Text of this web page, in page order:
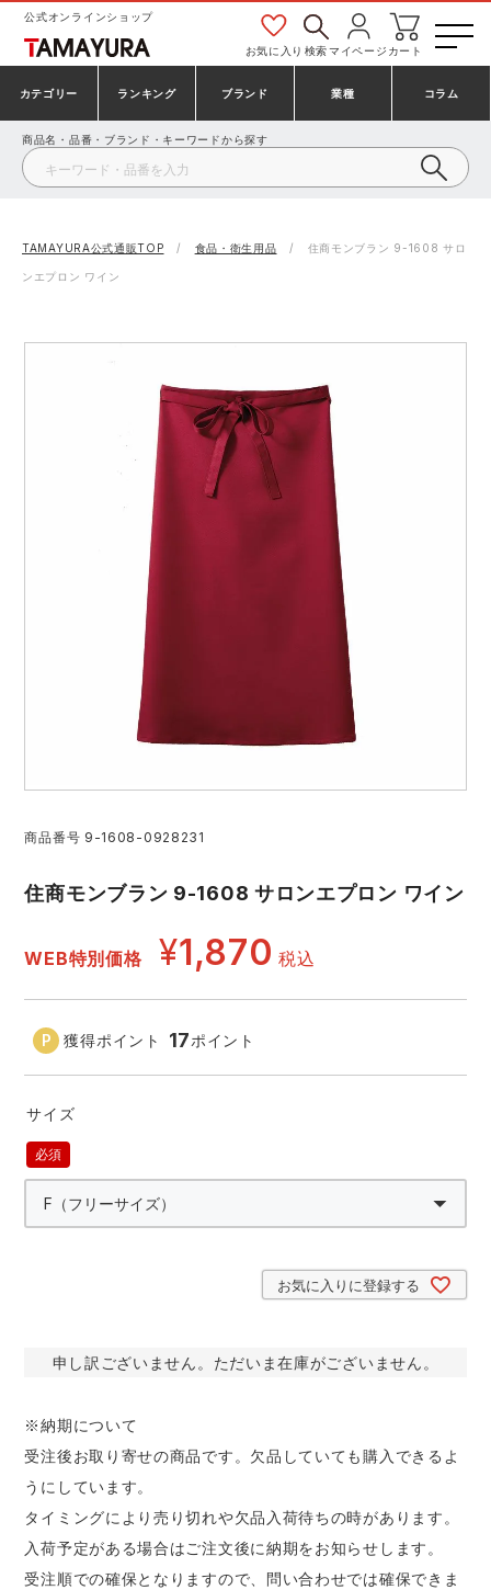
公式オンラインショップ
お気に入り 検索マイページ カート
カテゴリー
安全靴・作業靴
作業用手袋
アウトドア・スポーツ
ワークスーツ
コンプレッションウェア
安全保護具
レインウェア・カッパ
ヤッケ
作業用小物・アクセサリー
鞄・バッグ
つなぎ
刺繍・プリント加工対象商品
ランキング
安全靴ランキング
安全靴スニーカーランキング
ミズノ安全靴ランキング
作業着ランキング
アウトドアウェアランキング
つなぎランキング
空調服ランキング
作業用ポロシャツランキング
作業用手袋ランキング
レインウェアランキング
アイズフロンティア ランキング
コーコス ランキング
アイトス ランキング
ニット
ファン付きウェア
防寒
ブランド
アシックス
プーマ コンバース（CONVERSE）
アイトス株式会社
ジーベック
GUSH FORCE
GDジャパン カーシーカシマ
シンメン 日進ゴム
ハイパーV
ニオイクリア
エアークラフト 自重堂
セロリー 大阪支店
アタックベース サンエス
中塚被服
スターライト工業
弘進ゴム 藤井電工
業種
建設・建築作業服
製造・工場作業服
電気・設備作業服
配達・営業作業服
自動車整備士作業服
DIY・日曜大工作業服
運送・倉庫作業服
清掃・ビルメンテ作業服
夜間・高視認性安全服
医療白衣・介護服
コラム
商品名・品番・ブランド・キーワードから探す
TAMAYURA公式通販TOP 食品・衛生用品 住商モンブラン 9-1608 サロ
ンエプロン ワイン
商品番号 9-1608-0928231
住商モンブラン 9-1608 サロンエプロン ワイン
WEB特別価格 ¥1,870 税込
獲得ポイント 17ポイント
サイズ
(必
須)
お気に入りに登録する
申し訳ございません。ただいま在庫がございません。
※納期について
受注後お取り寄せの商品です。欠品していても購入できるよ
うにしています。
タイミングにより売り切れや欠品入荷待ちの時があります。
入荷予定がある場合はご注文後に納期をお知らせします。
受注順での確保となりますので、問い合わせでは確保できま